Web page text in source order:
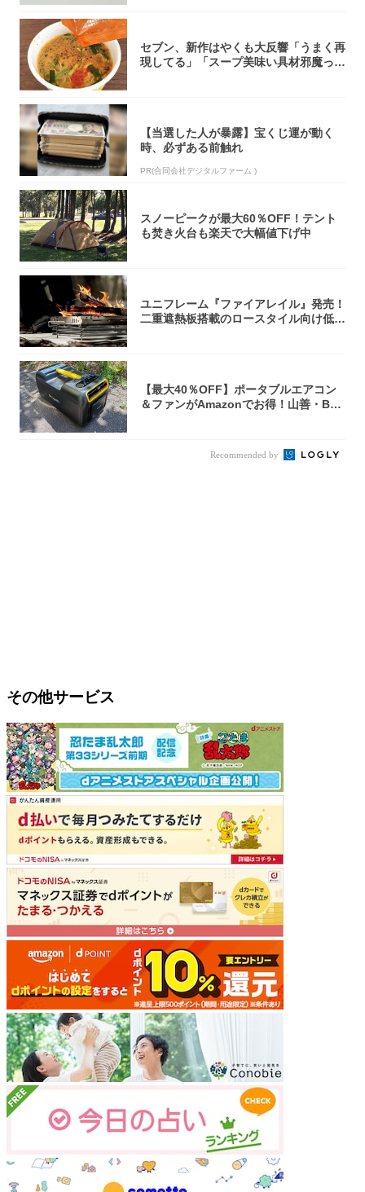
セブン、新作はやくも大反響「うまく再
現してる」「スープ美味い具材邪魔って
【当選した人が暴露】宝くじ運が動く
時、必ずある前触れ
PR(合同会社デジタルファーム )
スノーピークが最大60％OFF！テント
も焚き火台も楽天で大幅値下げ中
ユニフレーム『ファイアレイル』発売！
二重遮熱板搭載のロースタイル向け低型
【最大40％OFF】ポータブルエアコン
＆ファンがAmazonでお得！山善・Bo
Recommended by
その他サービス